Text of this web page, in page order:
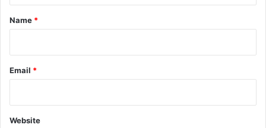
*
Name *
Email *
Website